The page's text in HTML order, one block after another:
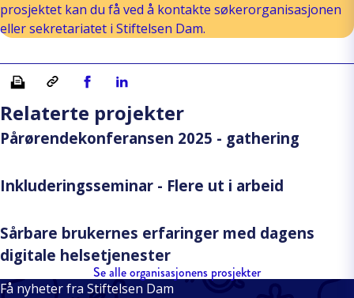
prosjektet kan du få ved å kontakte søkerorganisasjonen
eller sekretariatet i Stiftelsen Dam.
Skriv ut Kopiera länkDel på Facebook
Del på Linkedin
Relaterte projekter
Pårørendekonferansen 2025 - gathering
Inkluderingsseminar - Flere ut i arbeid
Sårbare brukernes erfaringer med dagens
digitale helsetjenester
Se alle organisasjonens prosjekter
Få nyheter fra Stiftelsen Dam